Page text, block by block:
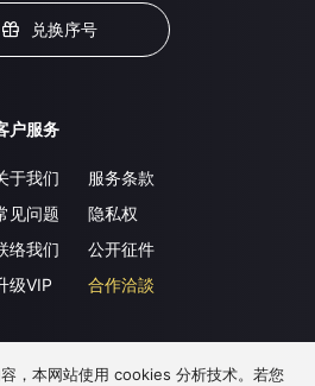
兑换序号
户服务
于我们
见问题
络我们
级VIP
服务条款
隐私权
公开征件
合作洽談
，本网站使用 cookies 分析技术。若您